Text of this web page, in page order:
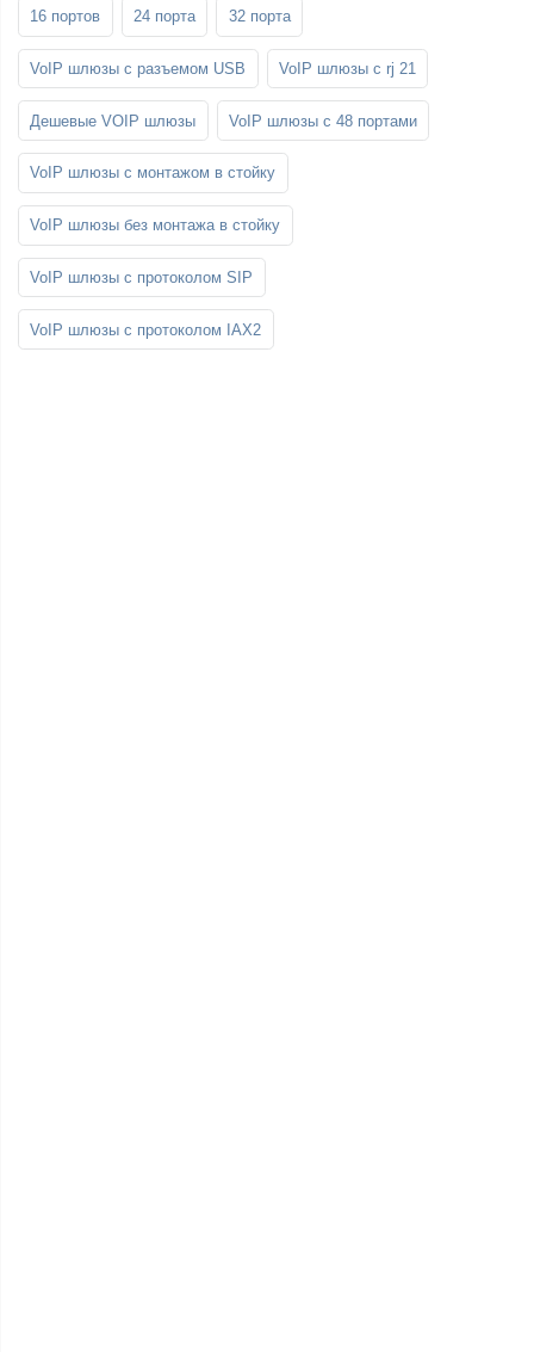
16 портов 24 порта 32 порта
VoIP шлюзы с разъемом USB VoIP шлюзы с rj 21
Дешевые VOIP шлюзы VoIP шлюзы с 48 портами
VoIP шлюзы с монтажом в стойку
VoIP шлюзы без монтажа в стойку
VoIP шлюзы с протоколом SIP
VoIP шлюзы с протоколом IAX2